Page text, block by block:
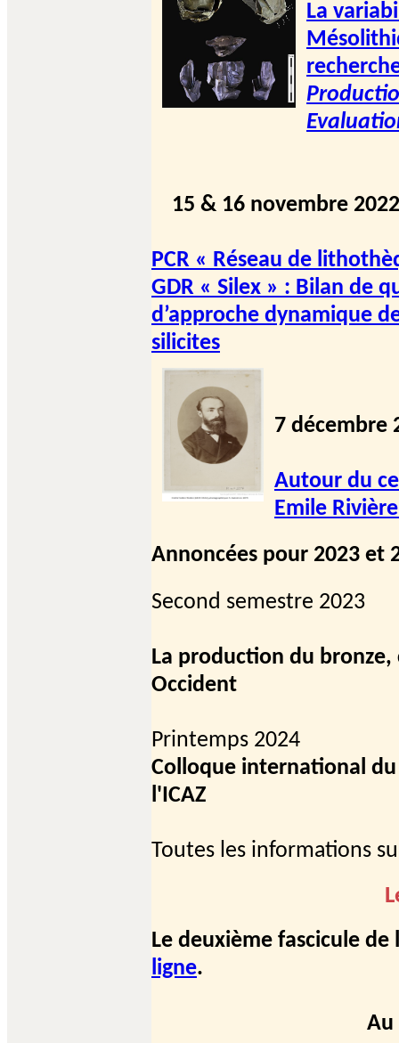
La
15 & 16 novembre
PCR « Réseau de
GDR « Silex » : Bilan de
d’approche dynamique
silicites
7 décembre
​Autour du
Emile
Annoncées pour 2023 et
Second semestre 2023
La production du
Occident
Printemps 2024
Colloque international du
l'ICAZ
Toutes les informations
Le deuxième fascicule
ligne.
Au